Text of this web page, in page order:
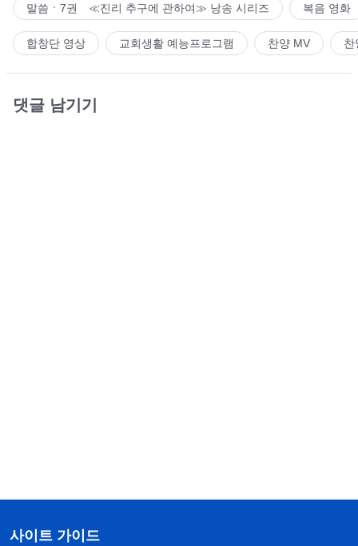
말씀ㆍ7권 ≪진리 추구에 관하여≫ 낭송 시리즈 복음 영화
합창단 영상 교회생활 예능프로그램 찬양 MV 찬
댓글 남기기
사이트 가이드